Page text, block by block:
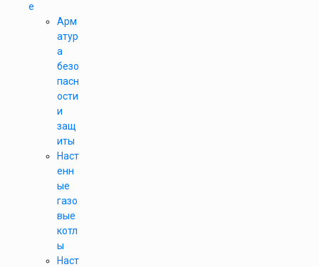
е
Арм
атур
а
безо
пасн
ости
и
защ
иты
Наст
енн
ые
газо
вые
котл
ы
Наст